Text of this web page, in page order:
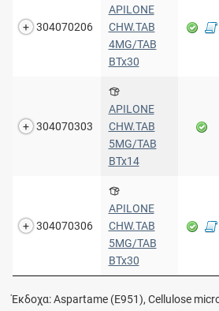
304070206
APILONE
CHW.TAB
4MG/TAB
BTx30
304070303
APILONE
CHW.TAB
5MG/TAB
BTx14
304070306
APILONE
CHW.TAB
5MG/TAB
BTx30
Έκδοχα: Aspartame (E951), Cellulose